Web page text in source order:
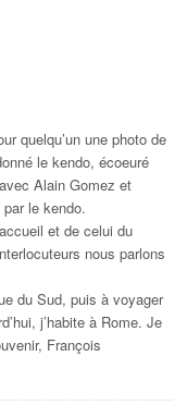
quelqu’un une photo de
le kendo, écoeuré
Alain Gomez et
le kendo.
et de celui du
nous parlons
du Sud, puis à voyager
j’habite à Rome. Je
François